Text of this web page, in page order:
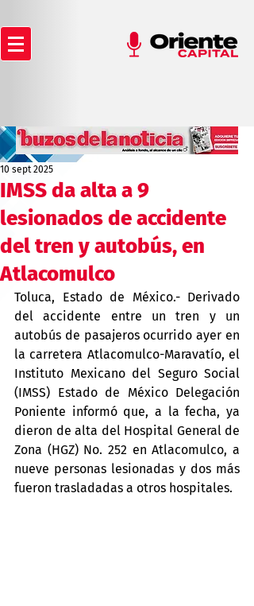
IMSS da alta a 9
lesionados de accidente
del tren y autobús, en
Atlacomulco
10 sept 2025
Toluca, Estado de México.- Derivado
del accidente entre un tren y un
autobús de pasajeros ocurrido ayer en
la carretera Atlacomulco-Maravatío, el
Instituto Mexicano del Seguro Social
(IMSS) Estado de México Delegación
Poniente informó que, a la fecha, ya
dieron de alta del Hospital General de
Zona (HGZ) No. 252 en Atlacomulco, a
nueve personas lesionadas y dos más
fueron trasladadas a otros hospitales.